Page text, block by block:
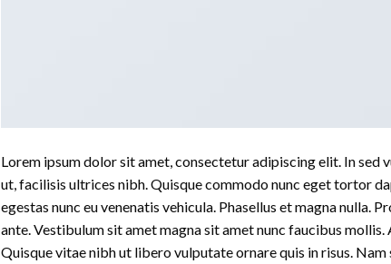
Lorem ipsum dolor sit amet, consectetur adipiscing elit. In sed
ut, facilisis ultrices nibh. Quisque commodo nunc eget tortor
egestas nunc eu venenatis vehicula. Phasellus et magna nulla.
ante. Vestibulum sit amet magna sit amet nunc faucibus
Quisque vitae nibh ut libero vulputate ornare quis in risus.